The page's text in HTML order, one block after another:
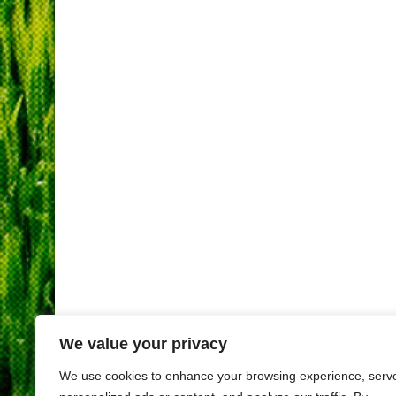
We value your privacy
We use cookies to enhance your browsing experience,